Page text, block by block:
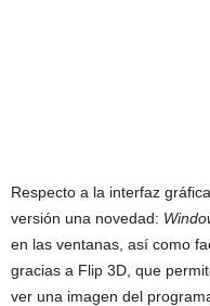
Respecto a la interfaz gráfica,
versión una novedad:
en las ventanas, así como
gracias a Flip 3D, que
ver una imagen del